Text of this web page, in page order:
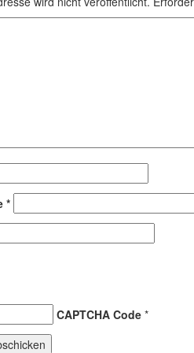
*
CAPTCHA Code *